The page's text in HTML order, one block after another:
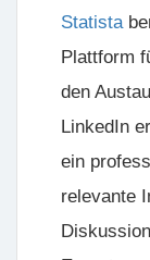
Statista
Plattform
den
LinkedIn
ein
relevante